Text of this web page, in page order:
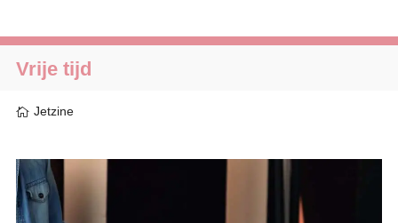
Vrije tijd
Jetzine